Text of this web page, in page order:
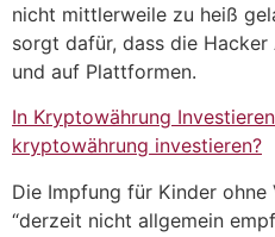
nicht mittlerweile zu heiß
sorgt dafür, dass die
und auf Plattformen.
In Kryptowährung
kryptowährung investieren?
Die Impfung für Kinder
“derzeit nicht allgemein